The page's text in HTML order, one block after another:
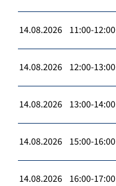
14.08.2026 11:00-12:00
14.08.2026 12:00-13:00
14.08.2026 13:00-14:00
14.08.2026 15:00-16:00
14.08.2026 16:00-17:00